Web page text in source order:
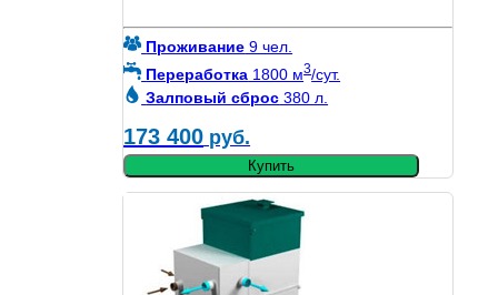
Проживание 9 чел.
Переработка 1800 м3/сут.
Залповый сброс 380 л.
173 400 руб.
Купить